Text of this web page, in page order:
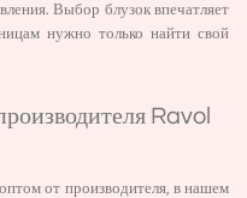
Выбор блузок впечатляет
нужно только найти свой
Ravol
от производителя, в нашем